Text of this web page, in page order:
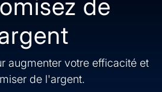
de
augmenter votre efficacité et
de l'argent.